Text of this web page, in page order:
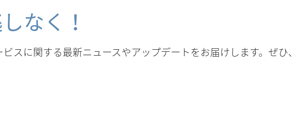
なく！
スに関する最新ニュースやアップデートをお届けします。ぜひ